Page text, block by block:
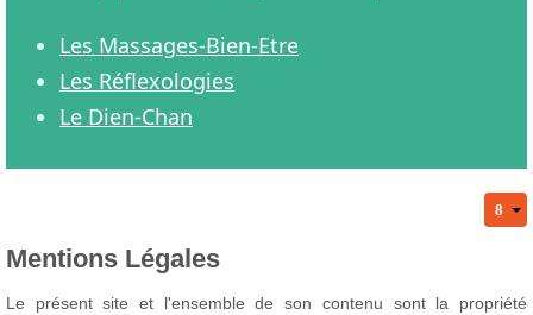
Les Massages-Bien-Etre
Les Réflexologies
Le Dien-Chan
Mentions Légales
Le présent site et l'ensemble de son contenu sont la propriété